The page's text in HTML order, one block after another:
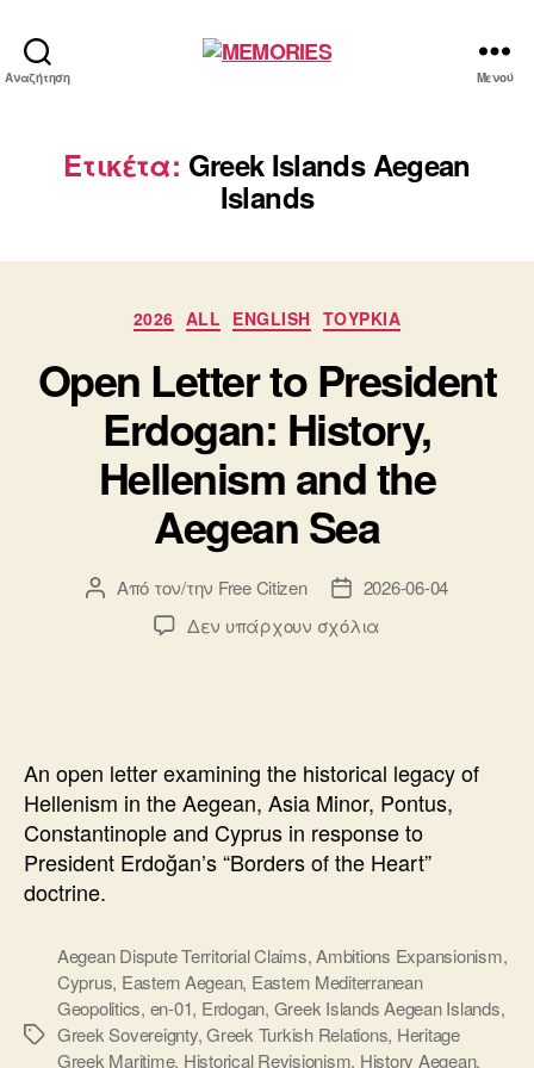
Αναζήτηση Μενού
Ετικέτα: Greek Islands Aegean
Islands
Κατηγορίες
2026 ALL ENGLISH ΤΟΥΡΚΙΑ
Open Letter to President
Erdogan: History,
Hellenism and the
Aegean Sea
Συντάκτης
άρθρου
Από τον/την Free Citizen
Ημ.
δημοσίευσης
2026-06-04
Δεν υπάρχουν σχόλια
History,
Hellenism
and
the
An open letter examining the historical legacy of
Hellenism in the Aegean, Asia Minor, Pontus,
Constantinople and Cyprus in response to
President Erdoğan’s “Borders of the Heart”
doctrine.
Ετικέτες
Aegean Dispute Territorial Claims,Ambitions Expansionism,
Cyprus, Eastern Aegean, Eastern Mediterranean
Geopolitics, en-01, Erdogan, Greek Islands Aegean Islands,
Greek Sovereignty,Greek Turkish Relations, Heritage
Greek Maritime, Historical Revisionism, History Aegean,